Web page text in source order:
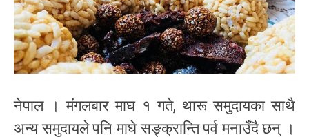
नेपाल । मंगलबार माघ १ गते, थारू समुदायका साथै
अन्य समुदायले पनि माघे सङ्क्रान्ति पर्व मनाउँदै छन् ।